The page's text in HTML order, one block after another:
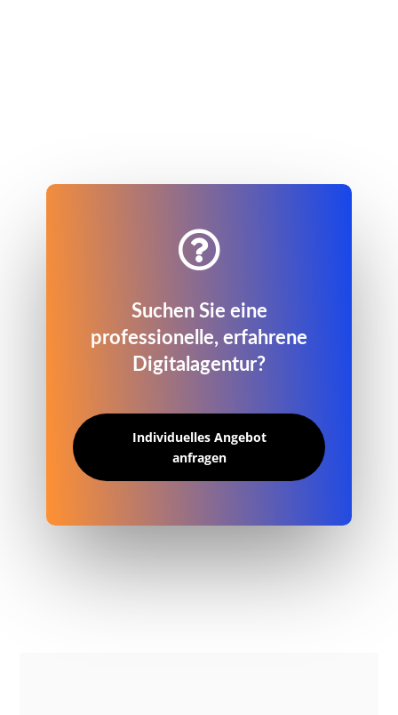

Suchen Sie eine
professionelle, erfahrene
Digitalagentur?
Individuelles Angebot
anfragen